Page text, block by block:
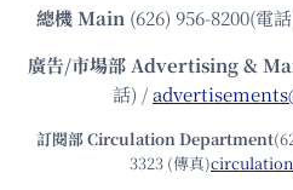
總機Main (626) 956-8200(電
廣告/市場部Advertising &
話) /
訂閱部 Circulation Department
3323 (傳真)